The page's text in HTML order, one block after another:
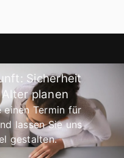
Sicherheit
planen
einen Termin für
lassen Sie uns
gestalten.